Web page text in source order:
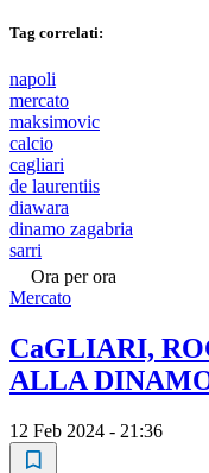
Tag correlati:
napoli
mercato
maksimovic
calcio
cagliari
de laurentiis
diawara
dinamo zagabria
sarri
Ora per ora
Mercato
CaGLIARI,
ALLA
12 Feb 2024 - 21:36